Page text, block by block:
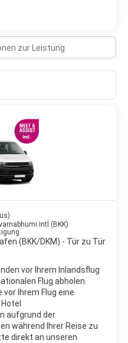
der es jedem
Faust zu erkunden.
bis Oktober, fällt der
Form von heftigen, aber
zur Leistung
Intl (BKK)
(BKK/DKM) - Tür zu Tür
vor Ihrem Inlandsflug
Flug abholen.
Ihrem Flug eine
aufgrund der
während Ihrer Reise zu
direkt an unseren